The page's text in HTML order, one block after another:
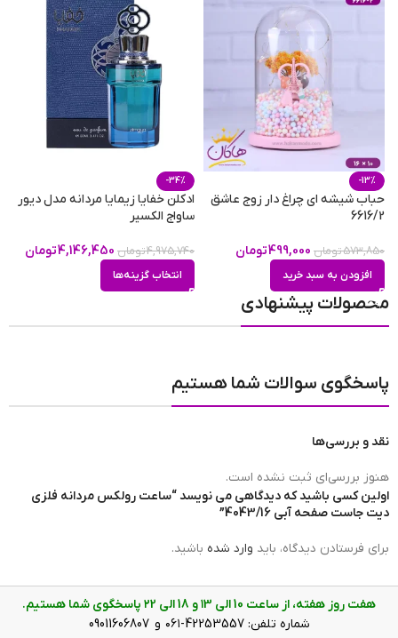
گارانتی یکسال گارانتی موتور و پنج سال باتری
نوع قفل سه تکه
جنس قفل
تعداد موتور
مبدا برند ساعت
برند ساعت
ضد آب در حد شست و شوی دست(3ATM)
-13%
حباب شیشه ای چراغ دار زوج عاشق
6616/2
573,850تومان 499,000تومان
افزودن به سبد خرید
-34%
ادکلن خفایا زیمایا مردانه مدل دیور
ساواج الکسیر
4,975,740تومان 4,146,450تومان
انتخاب گزینه‌ها
محصولات پیشنهادی
پاسخگوی سوالات شما هستیم
نقد و بررسی‌ها
هنوز بررسی‌ای ثبت نشده است.
اولین کسی باشید که دیدگاهی می نویسد “ساعت رولکس مردانه فلزی
دیت جاست صفحه آبی 4043/16”
برای فرستادن دیدگاه، باید وارد شده باشید.
هفت روز هفته، از ساعت 10 الی ۱3 و 18 الی ۲2 پاسخگوی شما هستیم.
شماره تلفن: 42253557-۰۶۱ و 09011606807